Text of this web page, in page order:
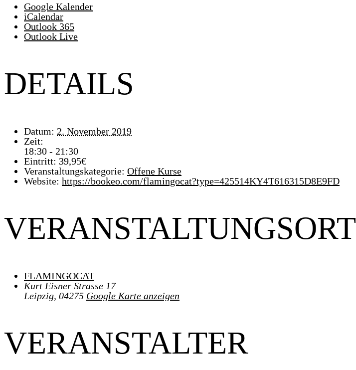
Google Kalender
iCalendar
Outlook 365
Outlook Live
DETAILS
Datum: 2. November 2019
Zeit:
18:30 - 21:30
Eintritt: 39,95€
Veranstaltungskategorie: Offene Kurse
Website: https://bookeo.com/flamingocat?type=425514KY4T616315D8E9FD
VERANSTALTUNGSORT
FLAMINGOCAT
Kurt Eisner Strasse 17
Leipzig, 04275 Google Karte anzeigen
VERANSTALTER